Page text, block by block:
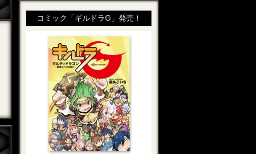
コミック「ギルドラG」発売！